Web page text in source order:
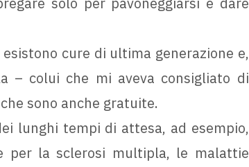
cure di ultima generazione e,
– colui che mi aveva consigliato di
sono anche gratuite.
lunghi tempi di attesa, ad esempio,
per la sclerosi multipla, le malattie